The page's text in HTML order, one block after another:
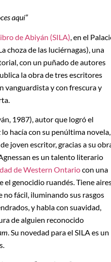
aquí”
de Abiyán (SILA) , en el
choza de las luciérnagas), una
con un puñado de autores
la obra de tres escritores
vanguardista y con frescura y
1987), autor que logró el
hacía con su penúltima novela,
joven escritor, gracias a su
es un talento literario
de Western Ontariocon una
genocidio ruandés. Tiene
no fácil, iluminando sus rasgos
y habla con suavidad,
de alguien reconocido
. Su novedad para el SILA es un